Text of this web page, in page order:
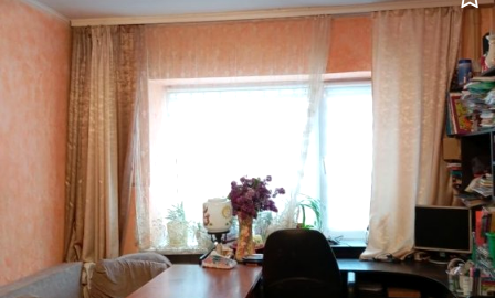
зупинки транспорту, залізничний вокзал) буквально в кроковій
доступності Головна перевага - власний капітальний гараж
прямо під кухнею. Автомобіль завжди в теплі, сухості та
безпеці. Ніяких пошуків паркомісця, ранкових прибирань снігу чи
переживань за машину. Також є місткий погріб для зберігання
консервації та сезонних речей Квартира дуже тепла і автономна.
Цегляні стіни чудово тримають тепло, а індивідуальне опалення
дозволяє створювати комфортну атмосферу саме так, як вам
подобається, і не переплачувати Простора кухня та санвузол з
повноцінною ванною Стан житловий - можна заїжджати вже
завтра і поступово облаштовувати простір для себе, на свій
смак Ідеальний варіант для однієї людини або пари, яка цінує
тишу, спокій, комфорт і просте щасливе життя без зайвого
стресу Ціна 30000 доларів. Без комісії Телефонуйте